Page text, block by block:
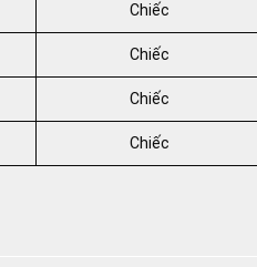
Chiếc
Chiếc
Chiếc
Chiếc